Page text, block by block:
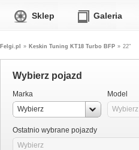
Sklep Galeria
Felgi.pl » Keskin Tuning KT18 Turbo BFP » 22"
Wybierz pojazd
Marka
Wybierz
Model
Wybierz
Ostatnio wybrane pojazdy
Wybierz